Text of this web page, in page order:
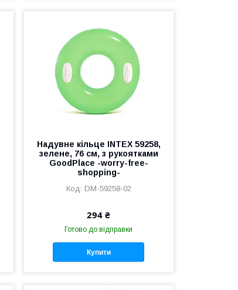
Надувне кільце INTEX 59258,
зелене, 76 см, з рукоятками
GoodPlace -worry-free-
shopping-
DM-59258-02
294 ₴
Готово до відправки
Купити